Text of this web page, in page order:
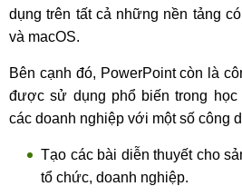
dụng trên tất cả những nền tảng
và macOS.
Bên cạnh đó, PowerPoint còn là
được sử dụng phổ biến trong học
các doanh nghiệp với một số công
Tạo các bài diễn thuyết cho
tổ chức, doanh nghiệp.